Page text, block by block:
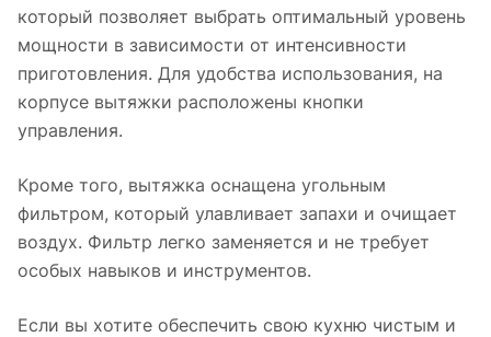
который позволяет выбрать оптимальный уровень
мощности в зависимости от интенсивности
приготовления. Для удобства использования, на
корпусе вытяжки расположены кнопки
управления.
Кроме того, вытяжка оснащена угольным
фильтром, который улавливает запахи и очищает
воздух. Фильтр легко заменяется и не требует
особых навыков и инструментов.
Если вы хотите обеспечить свою кухню чистым и